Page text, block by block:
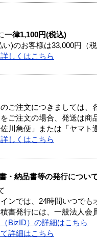
一律1,100円(税込)
)のお客様は33,000円（
しくはこちら
ご注文につきましては、
ご注文の場合、発送は商
川急便」または「ヤマト
しくはこちら
・納品書等の発行につい
ンでは、24時間いつでも
書発行には、一般法人会
BizID）の詳細はこちら
詳細はこちら